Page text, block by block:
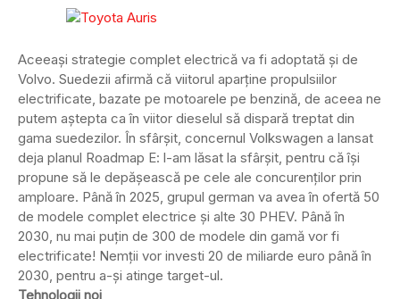
Aceeași strategie complet electrică va fi adoptată și de
Volvo. Suedezii afirmă că viitorul aparține propulsiilor
electrificate, bazate pe motoarele pe benzină, de aceea ne
putem aștepta ca în viitor dieselul să dispară treptat din
gama suedezilor. În sfârșit, concernul Volkswagen a lansat
deja planul Roadmap E: l-am lăsat la sfârșit, pentru că își
propune să le depășească pe cele ale concurenților prin
amploare. Până în 2025, grupul german va avea în ofertă 50
de modele complet electrice și alte 30 PHEV. Până în
2030, nu mai puțin de 300 de modele din gamă vor fi
electrificate! Nemții vor investi 20 de miliarde euro până în
2030, pentru a-și atinge target-ul.
Tehnologii noi